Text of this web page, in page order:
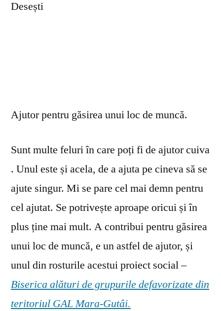
Desești
Ajutor pentru găsirea unui loc de muncă.
Sunt multe feluri în care poți fi de ajutor cuiva
. Unul este și acela, de a ajuta pe cineva să se
ajute singur. Mi se pare cel mai demn pentru
cel ajutat. Se potrivește aproape oricui și în
plus ține mai mult. A contribui pentru găsirea
unui loc de muncă, e un astfel de ajutor, și
unul din rosturile acestui proiect social –
Biserica alături de grupurile defavorizate din
teritoriul GAL Mara-Gutâi.